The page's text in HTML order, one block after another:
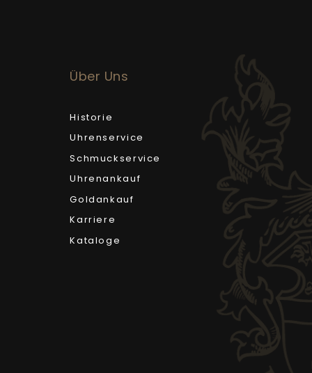
Über Uns
Historie
Uhrenservice
Schmuckservice
Uhrenankauf
Goldankauf
Karriere
Kataloge